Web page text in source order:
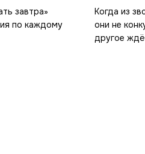
завтра»
по каждому
Когда из
они не
другое